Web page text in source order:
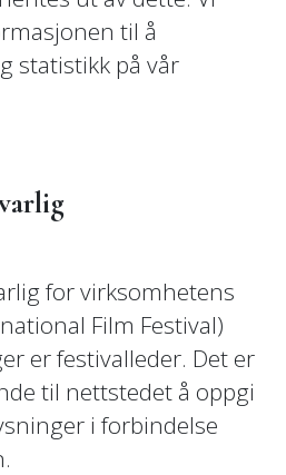
til å
statistikk på vår
for virksomhetens
Film Festival)
er festivalleder. Det er
til nettstedet å oppgi
i forbindelse